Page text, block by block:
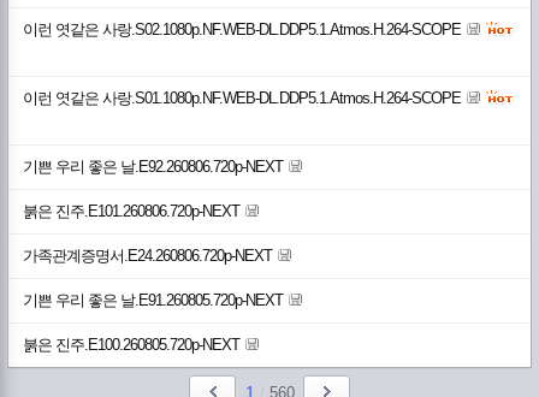
이런 엿같은 사랑.S02.1080p.NF.WEB-DL.DDP5.1.Atmos.H.264-SCOPE
이런 엿같은 사랑.S01.1080p.NF.WEB-DL.DDP5.1.Atmos.H.264-SCOPE
기쁜 우리 좋은 날.E92.260806.720p-NEXT
붉은 진주.E101.260806.720p-NEXT
가족관계증명서.E24.260806.720p-NEXT
기쁜 우리 좋은 날.E91.260805.720p-NEXT
붉은 진주.E100.260805.720p-NEXT
1 560